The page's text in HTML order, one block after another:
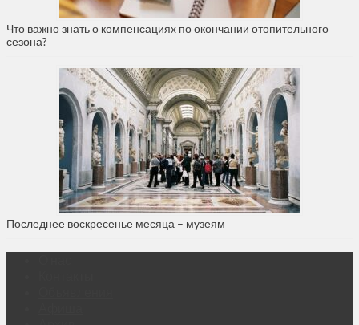
Что важно знать о компенсациях по окончании отопительного
сезона?
Последнее воскресенье месяца – музеям